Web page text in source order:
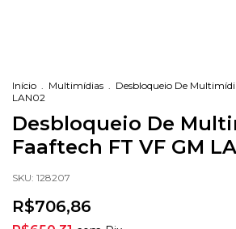
Início . Multimídias . Desbloqueio De
LAN02
Desbloqueio De
Faaftech FT VF GM
SKU: 128207
R$706,86